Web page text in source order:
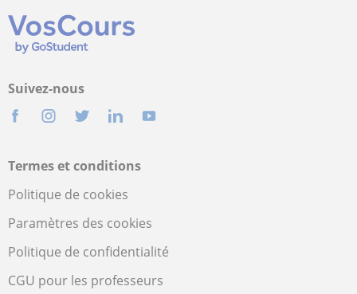
Suivez-nous
Termes et conditions
Politique de cookies
Paramètres des cookies
Politique de confidentialité
CGU pour les professeurs